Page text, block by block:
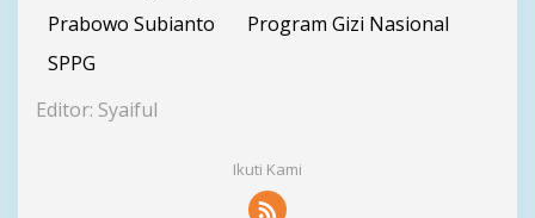
Prabowo Subianto
Program Gizi Nasional
SPPG
Editor: Syaiful
Ikuti Kami